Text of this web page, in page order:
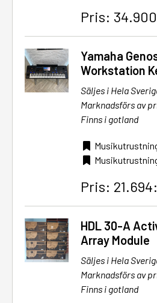
Pris:
Yamaha
Workstation
Säljes i Hela
Marknadsförs av
Finns i gotland
Pris:
HDL 30-A
Array Module
Säljes i Hela
Marknadsförs av
Finns i gotland